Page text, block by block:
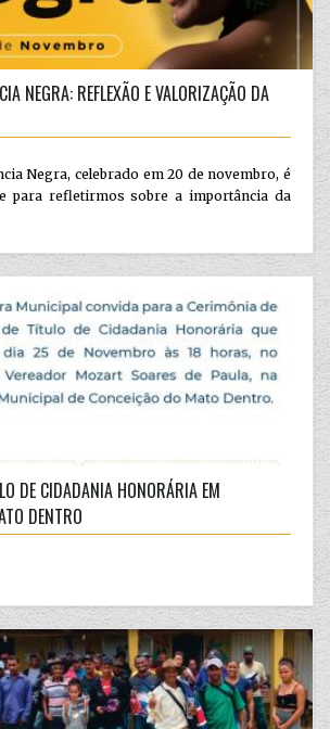
NEGRA: REFLEXÃO E VALORIZAÇÃO DA
Negra, celebrado em 20 de novembro, é
para refletirmos sobre a importância da
DE CIDADANIA HONORÁRIA EM
DENTRO